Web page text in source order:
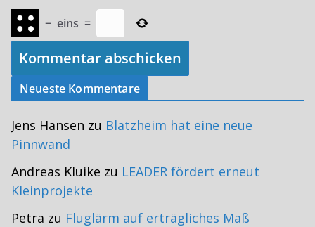
− eins =
Neueste Kommentare
Jens Hansen zu Blatzheim hat eine neue
Pinnwand
Andreas Kluike zu LEADER fördert erneut
Kleinprojekte
Petra zu Fluglärm auf erträgliches Maß